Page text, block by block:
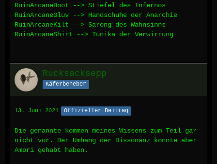
RuinArcaneBoot --> Stiefel des Infernos
RuinArcaneGluv --> Handschuhe der Anarchie
RuinArcaneKilt --> Sarong des Wahnsinns
RuinArcaneShirt --> Tunika der Verwirrung
Rucksacksepp
Käferbeheber
13. Juni 2021 Offizieller Beitrag
Die genannte kommen meines Wissens zum Teil gar
nicht vor. Der Umhang der Dissonanz könnte aber
Amori gehabt haben.